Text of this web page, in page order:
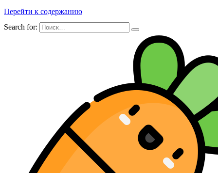
Перейти к содержанию
Search for: